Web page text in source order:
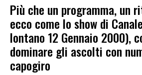
Più che un programma, un
ecco come lo show di
lontano 12 Gennaio 2000),
dominare gli ascolti con
capogiro